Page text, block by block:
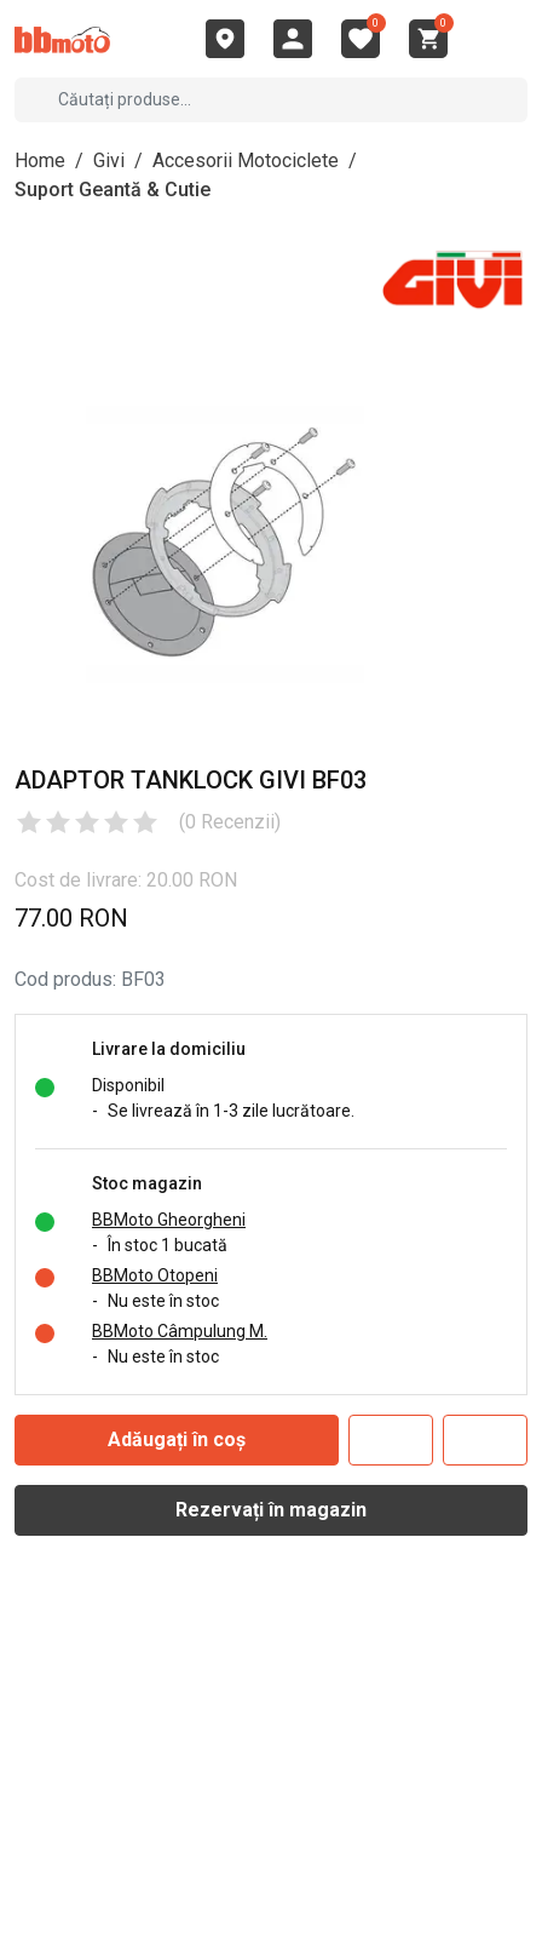
0 0
Home / Givi / Accesorii Motociclete /
Suport Geantă & Cutie
ADAPTOR TANKLOCK GIVI BF03
(0 Recenzii)
Cost de livrare: 20.00 RON
77.00 RON
Cod produs: BF03
Livrare la domiciliu
Disponibil
- Se livrează în 1-3 zile lucrătoare.
Stoc magazin
BBMoto Gheorgheni
-
În stoc 1 bucată
BBMoto Otopeni
-
Nu este în stoc
BBMoto Câmpulung M.
-
Nu este în stoc
Adăugați în coș
Rezervați în magazin